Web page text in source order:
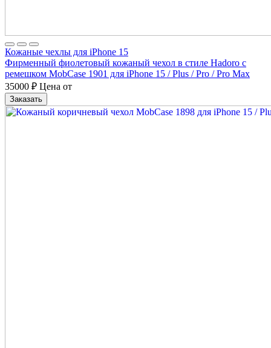
Кожаные чехлы для iPhone 15
Фирменный фиолетовый кожаный чехол в стиле Hadoro с
ремешком MobCase 1901 для iPhone 15 / Plus / Pro / Pro Max
35000 ₽ Цена от
Заказать